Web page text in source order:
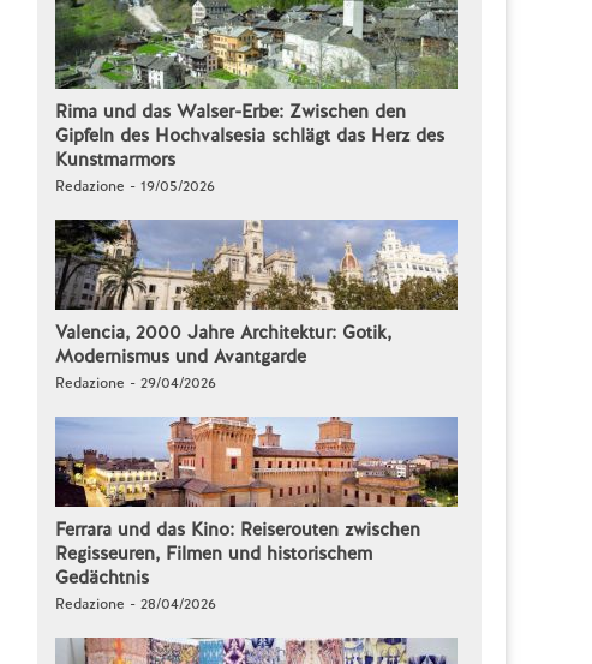
Rima und das Walser-Erbe: Zwischen den
Gipfeln des Hochvalsesia schlägt das Herz des
Kunstmarmors
Redazione - 19/05/2026
Valencia, 2000 Jahre Architektur: Gotik,
Modernismus und Avantgarde
Redazione - 29/04/2026
Ferrara und das Kino: Reiserouten zwischen
Regisseuren, Filmen und historischem
Gedächtnis
Redazione - 28/04/2026